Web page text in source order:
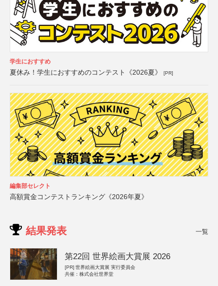
学生におすすめ
夏休み！学生におすすめのコンテスト《2026夏》 [PR]
編集部セレクト
高額賞金コンテストランキング《2026年夏》
結果発表 一覧
第22回 世界絵画大賞展 2026
[PR] 世界絵画大賞展 実行委員会
共催：株式会社世界堂